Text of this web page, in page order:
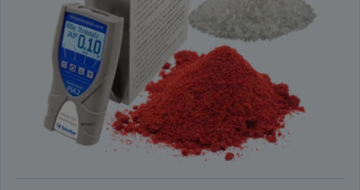
TAUPUNKT
SCHÜTTDICHTE
ATRO/M³
GEWICHT / MASSE